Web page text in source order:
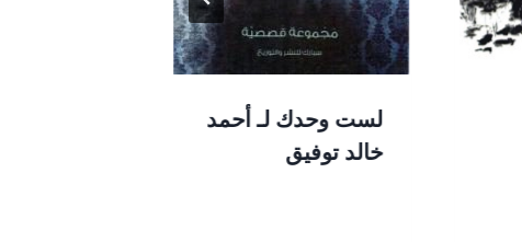
لست وحدك لـ أحمد
خالد توفيق